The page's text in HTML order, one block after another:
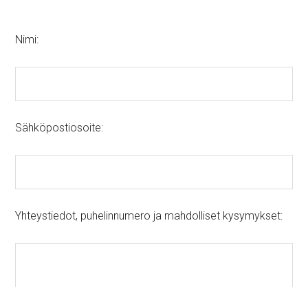
Nimi:
Sähköpostiosoite:
Yhteystiedot, puhelinnumero ja mahdolliset kysymykset: